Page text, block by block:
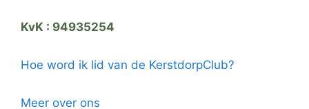
KvK : 94935254
Hoe word ik lid van de KerstdorpClub?
Meer over ons